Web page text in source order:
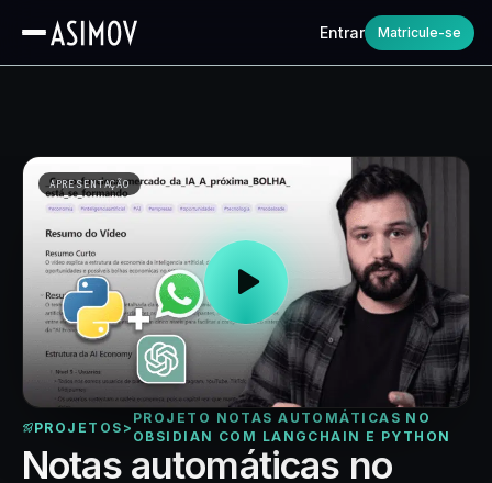
Entrar Matricule-se
PROJETOS >
PROJETO NOTAS AUTOMÁTICAS NO
OBSIDIAN COM LANGCHAIN E PYTHON
Notas automáticas no
APRESENTAÇÃO